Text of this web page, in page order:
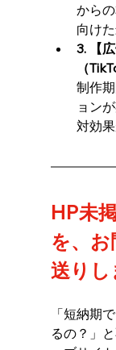
から
向け
3. 【
（
制作
ョン
対効
HP未
を、
送りし
「短納期
るの？」